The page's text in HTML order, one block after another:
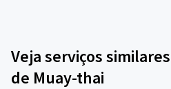
Veja serviços
de Muay-thai